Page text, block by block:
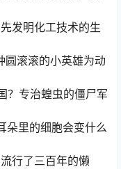
发明化工技术的生
滚滚的小英雄为动
专治蝗虫的僵尸军
里的细胞会变什么
行了三百年的懒